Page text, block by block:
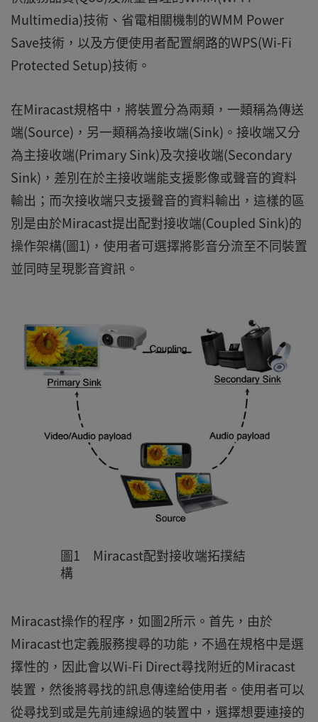
Multimedia)技術、省電相關機制的WMM Power
Save技術，以及方便使用者配置網路的WPS(Wi-Fi
Protected Setup)技術。
在Miracast規格中，將裝置分為兩類，一類稱為傳送
端(Source)，另一類稱為接收端(Sink)。接收端又分
為主接收端(Primary Sink)及次接收端(Secondary
Sink)，差別在於主接收端能支援影像或聲音的資料
輸出；而次接收端只支援聲音的資料輸出，這樣的區
別是由於Miracast提出配對接收端(Coupled Sink)的
操作架構(圖1)，使用者可選擇將影音分流至不同裝置
並同時呈現影音資訊。
圖1 Miracast配對接收端拓撲結
構
Miracast操作的程序，如圖2所示。首先，由於
Miracast也定義服務搜尋的功能，不過在規格中是選
擇性的，因此會以Wi-Fi Direct尋找附近的Miracast
裝置，然後將尋找的訊息傳達給使用者。使用者可以
從尋找到或是先前連線過的裝置中，選擇想要連接的